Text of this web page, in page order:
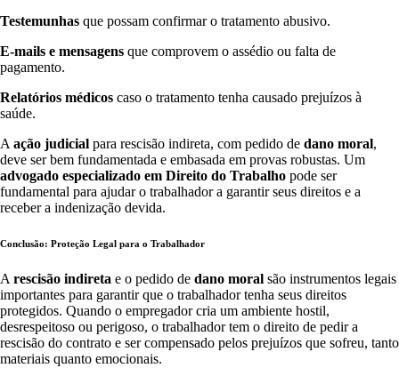
Testemunhas que possam confirmar o tratamento abusivo.
E-mails e mensagens que comprovem o assédio ou falta de
pagamento.
Relatórios médicos caso o tratamento tenha causado prejuízos à
saúde.
A ação judicial para rescisão indireta, com pedido de dano moral,
deve ser bem fundamentada e embasada em provas robustas. Um
advogado especializado em Direito do Trabalho pode ser
fundamental para ajudar o trabalhador a garantir seus direitos e a
receber a indenização devida.
Conclusão: Proteção Legal para o Trabalhador
A rescisão indireta e o pedido de dano moral são instrumentos legais
importantes para garantir que o trabalhador tenha seus direitos
protegidos. Quando o empregador cria um ambiente hostil,
desrespeitoso ou perigoso, o trabalhador tem o direito de pedir a
rescisão do contrato e ser compensado pelos prejuízos que sofreu, tanto
materiais quanto emocionais.